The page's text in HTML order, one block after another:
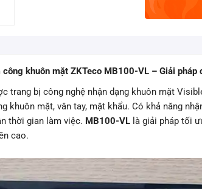
công khuôn mặt ZKTeco MB100-VL – Giải
trang bị công nghệ nhận dạng khuôn mặt
khuôn mặt, vân tay, mật khẩu. Có khả năng
thời gian làm việc. MB100-VL là giải pháp tối
cao.